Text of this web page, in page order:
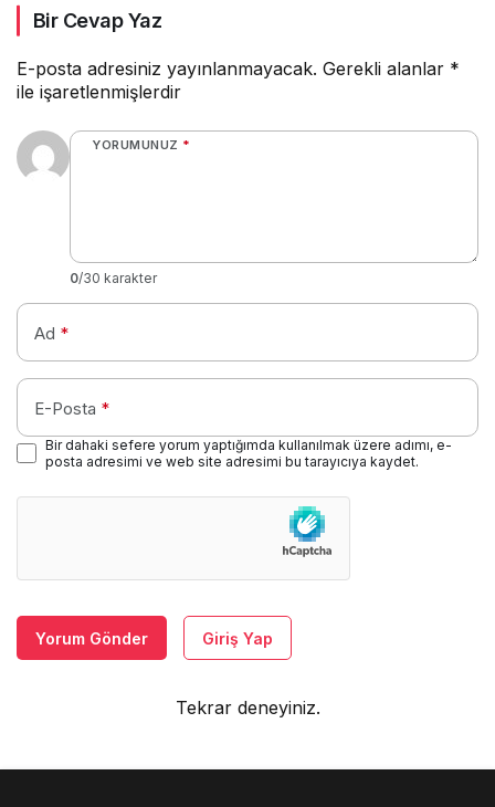
Bir Cevap Yaz
E-posta adresiniz yayınlanmayacak. Gerekli alanlar *
ile işaretlenmişlerdir
YORUMUNUZ *
0/30 karakter
Ad *
E-Posta *
Bir dahaki sefere yorum yaptığımda kullanılmak üzere adımı, e-
posta adresimi ve web site adresimi bu tarayıcıya kaydet.
Yorum Gönder Giriş Yap
Tekrar deneyiniz.